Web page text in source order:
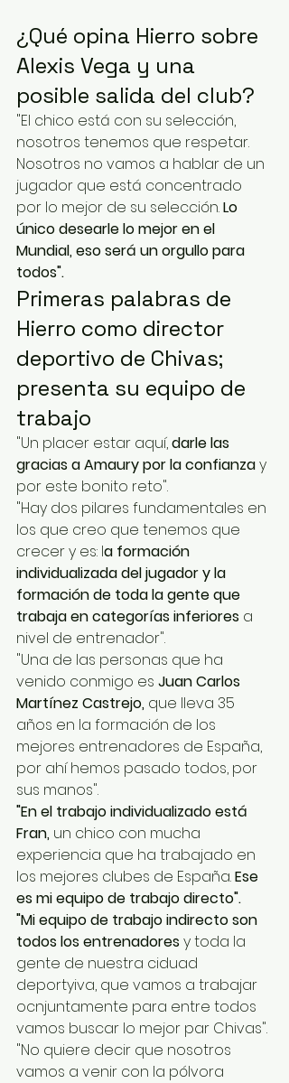
¿Qué opina Hierro sobre
Alexis Vega y una
posible salida del club?
"El chico está con su selección,
nosotros tenemos que respetar.
Nosotros no vamos a hablar de un
jugador que está concentrado
por lo mejor de su selección. Lo
único desearle lo mejor en el
Mundial, eso será un orgullo para
todos".
Primeras palabras de
Hierro como director
deportivo de Chivas;
presenta su equipo de
trabajo
"Un placer estar aquí, darle las
gracias a Amaury por la confianza y
por este bonito reto".
"Hay dos pilares fundamentales en
los que creo que tenemos que
crecer y es: la formación
individualizada del jugador y la
formación de toda la gente que
trabaja en categorías inferiores a
nivel de entrenador".
"Una de las personas que ha
venido conmigo es Juan Carlos
Martínez Castrejo, que lleva 35
años en la formación de los
mejores entrenadores de España,
por ahí hemos pasado todos, por
sus manos".
"En el trabajo individualizado está
Fran, un chico con mucha
experiencia que ha trabajado en
los mejores clubes de España. Ese
es mi equipo de trabajo directo".
"Mi equipo de trabajo indirecto son
todos los entrenadores y toda la
gente de nuestra ciduad
deportyiva, que vamos a trabajar
ocnjuntamente para entre todos
vamos buscar lo mejor par Chivas".
"No quiere decir que nosotros
vamos a venir con la pólvora